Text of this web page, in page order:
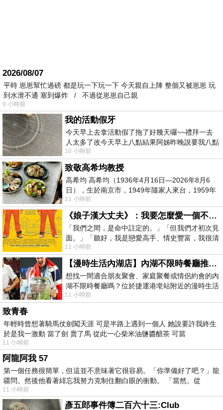
2026/08/07
平時 崽崽幫忙過磅 都是玩一下玩一下 今天親自上陣 整個又被崽崽 玩
到水泄不通 塞到爆炸 / 不過從崽崽自己親
9 小時前
我的活動假牙
今天早上去拿活動假了拖了好幾天囉~~禮拜一去
人太多了改今天早上八點結果阿姊昨晚說要我八點
去西螺農會~回到莿桐都8點半多了
10 小時前
致敬高希均教授
高希均 高希均（1936年4月16日—2026年8月6
日），生於南京市，1949年隨家人來台，1959年
赴美深造並取得經濟發展博士學位。曾任
11 小時前
《娘子漢大丈夫》：我要怎麼愛一個不存在的人？
「我們之間，是命中註定的。」「但我們才初次見
面。」「聽好，我是戀愛高手、情史豐富，我很清
楚這種感覺，你我之間的那種感覺，現
11 小時前
【漫時生活內湖店】內湖不限時餐廳推薦｜捷運港墘站美食，聚餐、約會、家庭聚會首選，正餐甜點一次滿足
想找一間適合朋友聚會、家庭聚餐或情侶約會的內
湖不限時餐廳嗎？位於捷運港墘站附近的漫時生活
內湖店，從捷運站步行約4分鐘即可抵
11 小時前
致青春
年輕時曾想著騎馬仗劍闖天涯 可是半路上遇到一個人 她說要許我終生
於是我一激動 當了劍 賣了馬 從此一心柴米油鹽醬醋茶 可當
11 小時前
阿龍阿我 57
第一個任務很簡單，但這並不意味著它很容易。「你準備好了吧？」龍
疆問。然後他看著緋忘我努力克制住翻白眼的衝動。 「當然。從
11 小時前
彥五郎事件簿二百六十三:Club